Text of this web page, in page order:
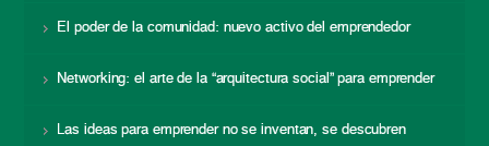
El poder de la comunidad: nuevo activo del emprendedor
Networking: el arte de la “arquitectura social” para emprender
Las ideas para emprender no se inventan, se descubren